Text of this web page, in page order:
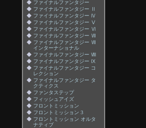
◆ ファイナルファンタジー
◆ ファイナルファンタジー Ⅱ
◆ ファイナルファンタジー Ⅳ
◆ ファイナルファンタジー Ⅴ
◆ ファイナルファンタジー Ⅵ
◆ ファイナルファンタジー Ⅶ
◆ ファイナルファンタジー Ⅶ
インターナショナル
◆ ファイナルファンタジー Ⅷ
◆ ファイナルファンタジー Ⅸ
◆ ファイナルファンタジー コ
レクション
◆ ファイナルファンタジー タ
クティクス
◆ ファンタステップ
◆ フィッシュアイズ
◆ フロントミッション
◆ フロントミッション 3
◆ フロントミッション オルタ
ナティブ